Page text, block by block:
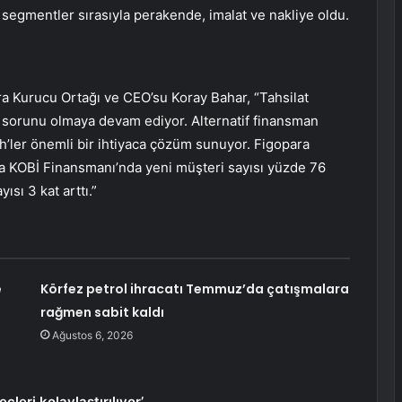
sırasıyla perakende, imalat ve nakliye oldu.
Ortağı ve CEO’su Koray Bahar, “Tahsilat
olmaya devam ediyor. Alternatif finansman
önemli bir ihtiyaca çözüm sunuyor. Figopara
Finansmanı’nda yeni müşteri sayısı yüzde 76
3 kat arttı.”
Körfez petrol ihracatı Temmuz’da çatışmalara
rağmen sabit kaldı
Ağustos 6, 2026